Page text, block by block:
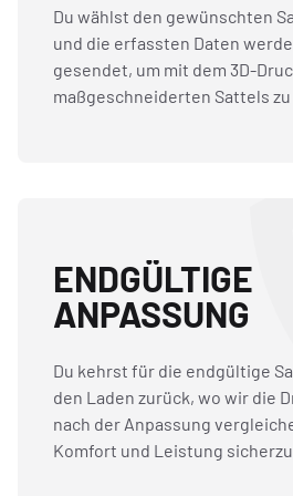
Du wählst den gewünschten
und die erfassten Daten
gesendet, um mit dem 3D-
maßgeschneiderten Sattels zu
ENDGÜLTIGE
ANPASSUNG
Du kehrst für die endgültige
den Laden zurück, wo wir die
nach der Anpassung
Komfort und Leistung